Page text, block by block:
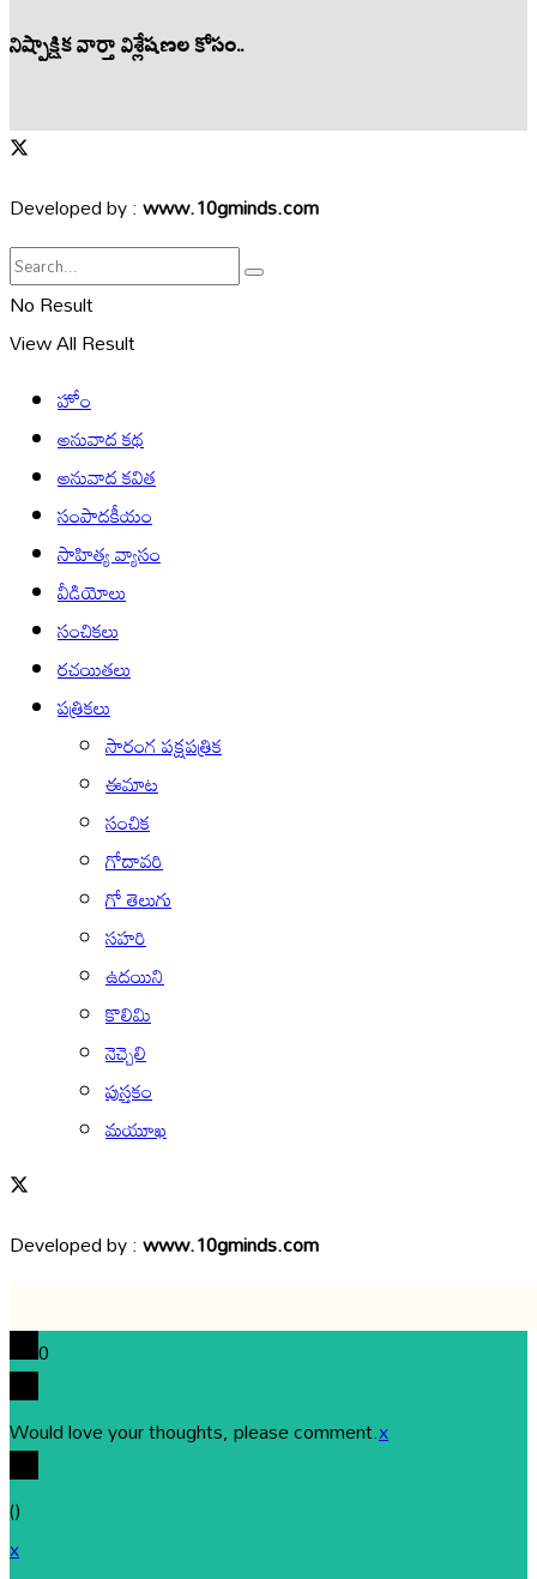
నిష్పాక్షిక వార్తా విశ్లేషణల కోసం..
Developed by :www.10gminds.com
No Result
View All Result
హోం
అనువాద కథ
అనువాద కవిత
సంపాదకీయం
సాహిత్య వ్యాసం
వీడియోలు
సంచికలు
రచయితలు
పత్రికలు
సారంగ పక్షపత్రిక
ఈమాట
సంచిక
గోదావరి
గో తెలుగు
సహరి
ఉదయిని
కొలిమి
నెచ్చెలి
పుస్తకం
మయూఖ
Developed by :www.10gminds.com
0
Would love your thoughts, please comment.x
()
x